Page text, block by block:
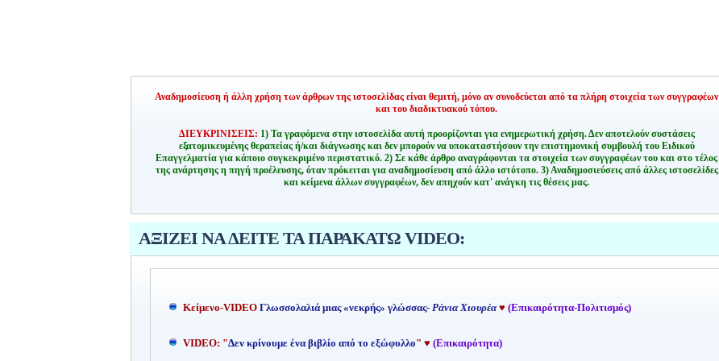
Αναδημοσίευση ή άλλη χρήση των άρθρων της ιστοσελίδας είναι θεμιτή, μόνο αν συνοδεύεται από τα πλήρη στοιχεία των συγγραφέων
και του διαδικτυακού τόπου.
ΔΙΕΥΚΡΙΝΙΣΕΙΣ: 1) Τα γραφόμενα στην ιστοσελίδα αυτή προορίζονται για ενημερωτική χρήση. Δεν αποτελούν συστάσεις
εξατομικευμένης θεραπείας ή/και διάγνωσης και δεν μπορούν να υποκαταστήσουν την επιστημονική συμβουλή του Ειδικού
Επαγγελματία για κάποιο συγκεκριμένο περιστατικό. 2) Σε κάθε άρθρο αναγράφονται τα στοιχεία των συγγραφέων του και στο τέλος
της ανάρτησης η πηγή προέλευσης, όταν πρόκειται για αναδημοσίευση από άλλο ιστότοπο. 3) Αναδημοσιεύσεις από άλλες ιστοσελίδες
και κείμενα άλλων συγγραφέων, δεν απηχούν κατ' ανάγκη τις θέσεις μας.
ΑΞΙΖΕΙ ΝΑ ΔΕΙΤΕ ΤΑ ΠΑΡΑΚΑΤΩ VIDEO:
Kείμενο-VIDEO Γλωσσολαλιά μιας «νεκρής» γλώσσας- Ράνια Χιουρέα ♥ (Επικαιρότητα-Πολιτισμός)
VIDEO: "Δεν κρίνουμε ένα βιβλίο από το εξώφυλλο" ♥ (Επικαιρότητα)